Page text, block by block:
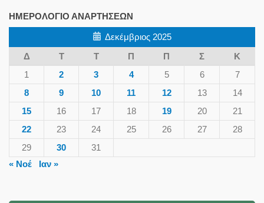
ΗΜΕΡΟΛΌΓΙΟ ΑΝΑΡΤΉΣΕΩΝ
Δεκέμβριος 2025
Δ
Τ Τ Π Π Σ
Κ
1
2 3 4 5 6
7
8
9 10 11 12 13
14
15
16 17 18 19 20
21
22
23 24 25 26 27
28
29
30
31
« Νοέ
Ιαν »